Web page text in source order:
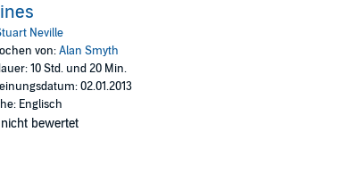
Neville
von:Alan Smyth
10 Std. und 20 Min.
02.01.2013
Englisch
nicht bewertet